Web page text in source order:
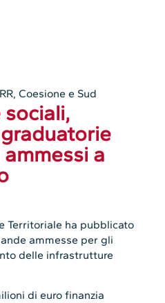
Coesione e Sud
a
Territoriale ha pubblicato
ammesse per gli
delle infrastrutture
di euro finanzia